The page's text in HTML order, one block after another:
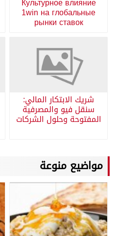
1win на глобальные
рынки ставок
شريك الابتكار المالي:
سنقل فيو والمصرفية
المفتوحة وحلول الشركات
مواضيع منوعة